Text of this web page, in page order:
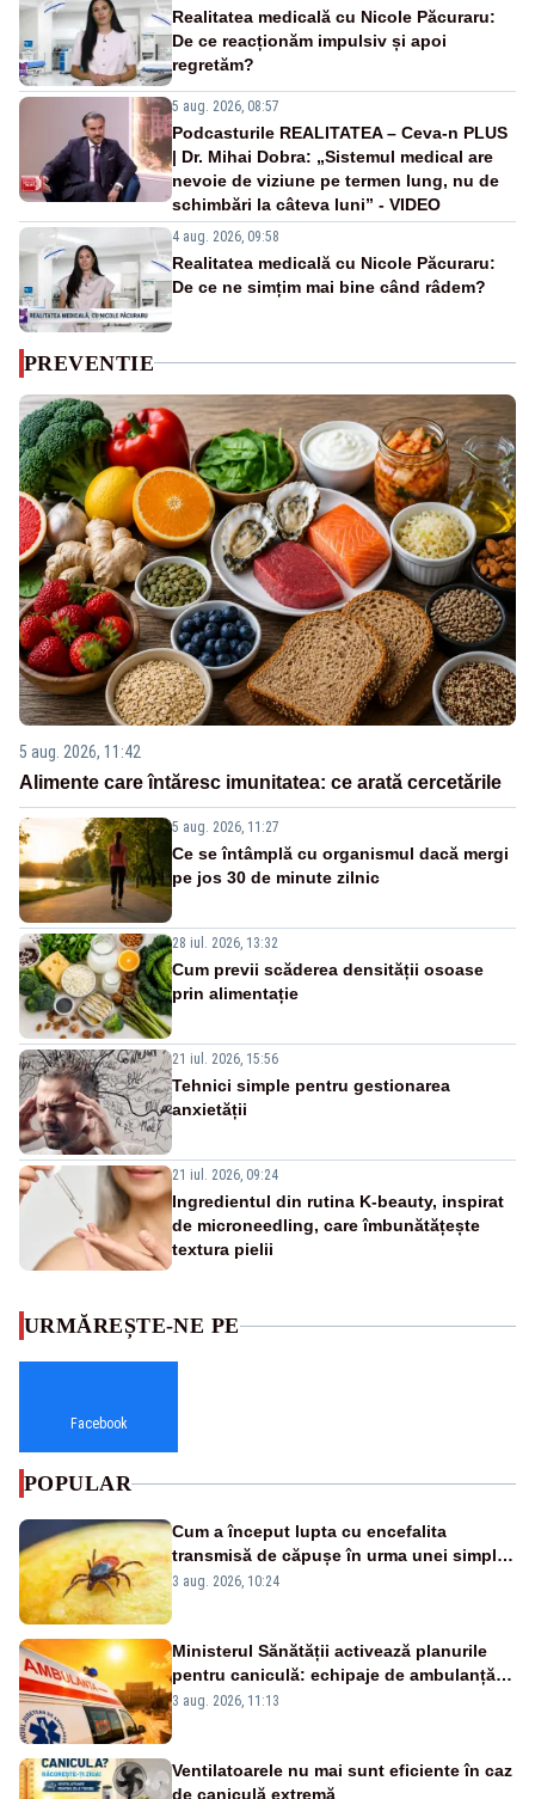
Realitatea medicală cu Nicole Păcuraru:
De ce reacționăm impulsiv și apoi
regretăm?
5 aug. 2026, 08:57
Podcasturile REALITATEA – Ceva-n PLUS
| Dr. Mihai Dobra: „Sistemul medical are
nevoie de viziune pe termen lung, nu de
schimbări la câteva luni” - VIDEO
4 aug. 2026, 09:58
Realitatea medicală cu Nicole Păcuraru:
De ce ne simțim mai bine când râdem?
PREVENTIE
5 aug. 2026, 11:42
Alimente care întăresc imunitatea: ce arată cercetările
5 aug. 2026, 11:27
Ce se întâmplă cu organismul dacă mergi
pe jos 30 de minute zilnic
28 iul. 2026, 13:32
Cum previi scăderea densității osoase
prin alimentație
21 iul. 2026, 15:56
Tehnici simple pentru gestionarea
anxietății
21 iul. 2026, 09:24
Ingredientul din rutina K-beauty, inspirat
de microneedling, care îmbunătățește
textura pielii
URMĂREȘTE-NE PE
Facebook
POPULAR
Cum a început lupta cu encefalita
transmisă de căpușe în urma unei simple
vacanțe
3 aug. 2026, 10:24
Ministerul Sănătății activează planurile
pentru caniculă: echipaje de ambulanță
suplimentate, stocuri de medicamente
3 aug. 2026, 11:13
Ventilatoarele nu mai sunt eficiente în caz
de caniculă extremă